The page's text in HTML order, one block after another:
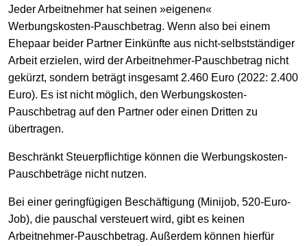
Jeder Arbeitnehmer hat seinen »eigenen«
Werbungskosten-Pauschbetrag. Wenn also bei einem
Ehepaar beider Partner Einkünfte aus nicht-selbstständiger
Arbeit erzielen, wird der Arbeitnehmer-Pauschbetrag nicht
gekürzt, sondern beträgt insgesamt 2.460 Euro (2022: 2.400
Euro). Es ist nicht möglich, den Werbungskosten-
Pauschbetrag auf den Partner oder einen Dritten zu
übertragen.
Beschränkt Steuerpflichtige können die Werbungskosten-
Pauschbeträge nicht nutzen.
Bei einer geringfügigen Beschäftigung (Minijob, 520-Euro-
Job), die pauschal versteuert wird, gibt es keinen
Arbeitnehmer-Pauschbetrag. Außerdem können hierfür